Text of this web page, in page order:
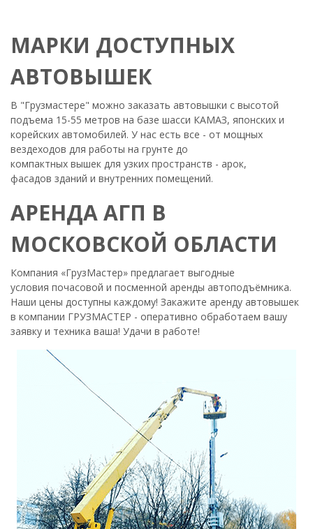
МАРКИ ДОСТУПНЫХ
АВТОВЫШЕК
В "Грузмастере" можно заказать автовышки с высотой
подъема 15-55 метров на базе шасси КАМАЗ, японских и
корейских автомобилей. У нас есть все - от мощных
вездеходов для работы на грунте до
компактных вышек для узких пространств - арок,
фасадов зданий и внутренних помещений.
АРЕНДА АГП В
МОСКОВСКОЙ ОБЛАСТИ
Компания «ГрузМастер» предлагает выгодные
условия почасовой и посменной аренды автоподъёмника.
Наши цены доступны каждому! Закажите аренду автовышек
в компании ГРУЗМАСТЕР - оперативно обработаем вашу
заявку и техника ваша! Удачи в работе!